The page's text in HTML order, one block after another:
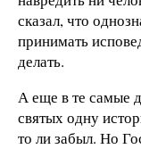
сказал, что
принимать
делать.
А еще в те самые
святых одну
то ли забыл. Но